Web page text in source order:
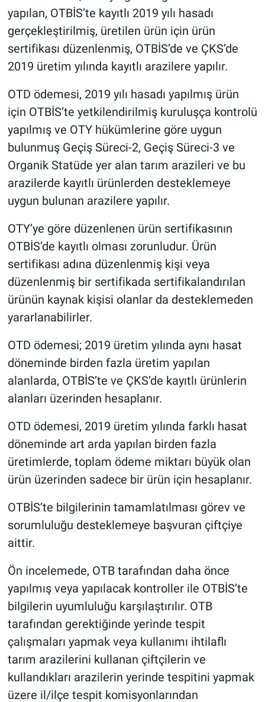
yapılan, OTBİS’te kayıtlı 2019 yılı hasadı
gerçekleştirilmiş, üretilen ürün için ürün
sertifikası düzenlenmiş, OTBİS’de ve ÇKS’de
2019 üretim yılında kayıtlı arazilere yapılır.
OTD ödemesi, 2019 yılı hasadı yapılmış ürün
için OTBİS’te yetkilendirilmiş kuruluşça kontrolü
yapılmış ve OTY hükümlerine göre uygun
bulunmuş Geçiş Süreci-2, Geçiş Süreci-3 ve
Organik Statüde yer alan tarım arazileri ve bu
arazilerde kayıtlı ürünlerden desteklemeye
uygun bulunan arazilere yapılır.
OTY’ye göre düzenlenen ürün sertifikasının
OTBİS’de kayıtlı olması zorunludur. Ürün
sertifikası adına düzenlenmiş kişi veya
düzenlenmiş bir sertifikada sertifikalandırılan
ürünün kaynak kişisi olanlar da desteklemeden
yararlanabilirler.
OTD ödemesi; 2019 üretim yılında aynı hasat
döneminde birden fazla üretim yapılan
alanlarda, OTBİS’te ve ÇKS’de kayıtlı ürünlerin
alanları üzerinden hesaplanır.
OTD ödemesi, 2019 üretim yılında farklı hasat
döneminde art arda yapılan birden fazla
üretimlerde, toplam ödeme miktarı büyük olan
ürün üzerinden sadece bir ürün için hesaplanır.
OTBİS’te bilgilerinin tamamlatılması görev ve
sorumluluğu desteklemeye başvuran çiftçiye
aittir.
Ön incelemede, OTB tarafından daha önce
yapılmış veya yapılacak kontroller ile OTBİS’te
bilgilerin uyumluluğu karşılaştırılır. OTB
tarafından gerektiğinde yerinde tespit
çalışmaları yapmak veya kullanımı ihtilaflı
tarım arazilerini kullanan çiftçilerin ve
kullandıkları arazilerin yerinde tespitini yapmak
üzere il/ilçe tespit komisyonlarından